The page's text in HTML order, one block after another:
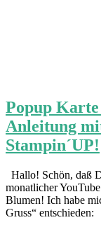
Popup Karte
Anleitung
Stampin´UP!
Hallo! Schön, daß
monatlicher
Blumen! Ich habe
Gruss“